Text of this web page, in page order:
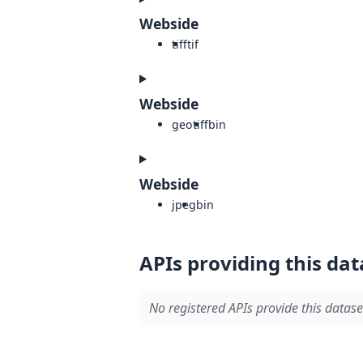
Webside
tifftif
Webside
geotiffbin
Webside
jpegbin
APIs providing this
No registered APIs provide this